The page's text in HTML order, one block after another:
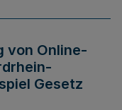
von Online-
Gesetz